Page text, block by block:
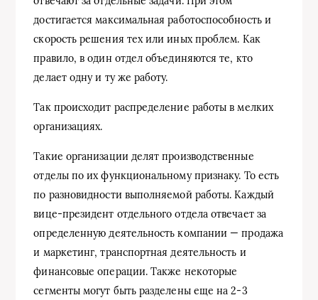
достигается максимальная работоспособность и
скорость решения тех или иных проблем. Как
правило, в один отдел объединяются те, кто
делает одну и ту же работу.
Так происходит распределение работы в мелких
организациях.
Такие организации делят производственные
отделы по их функциональному признаку. То есть
по разновидности выполняемой работы. Каждый
вице-президент отдельного отдела отвечает за
определенную деятельность компании — продажа
и маркетинг, транспортная деятельность и
финансовые операции. Также некоторые
сегменты могут быть разделены еще на 2-3